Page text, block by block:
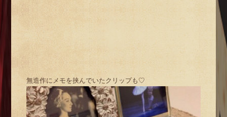
無造作にメモを挟んでいたクリップも♡